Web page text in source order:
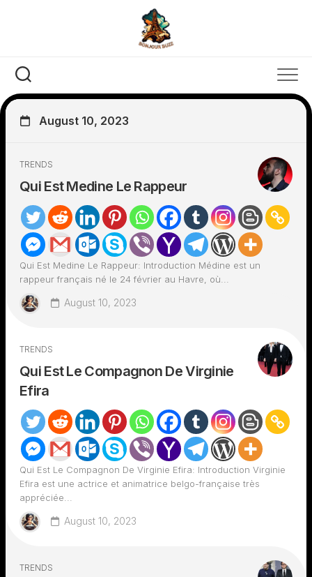
August 10, 2023
TRENDS
Qui Est Medine Le Rappeur
Qui Est Medine Le Rappeur: Introduction Médine est un
rappeur français né le 24 février au Havre, où...
August 10, 2023
TRENDS
Qui Est Le Compagnon De Virginie
Efira
Qui Est Le Compagnon De Virginie Efira: Introduction Virginie
Efira est une actrice et animatrice belgo-française très
appréciée...
August 10, 2023
TRENDS